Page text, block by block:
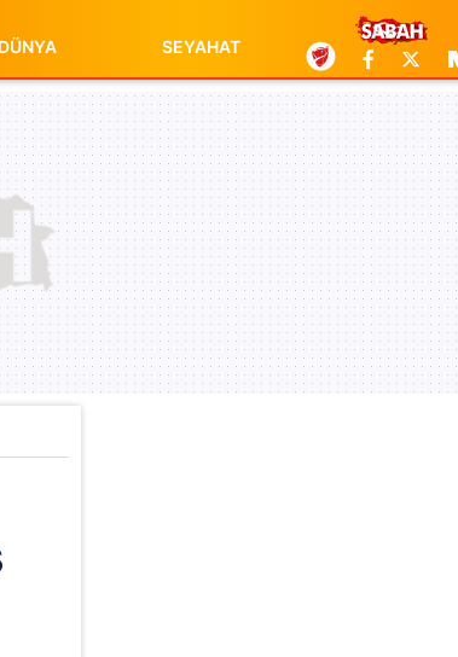
DÜNYA SEYAHAT